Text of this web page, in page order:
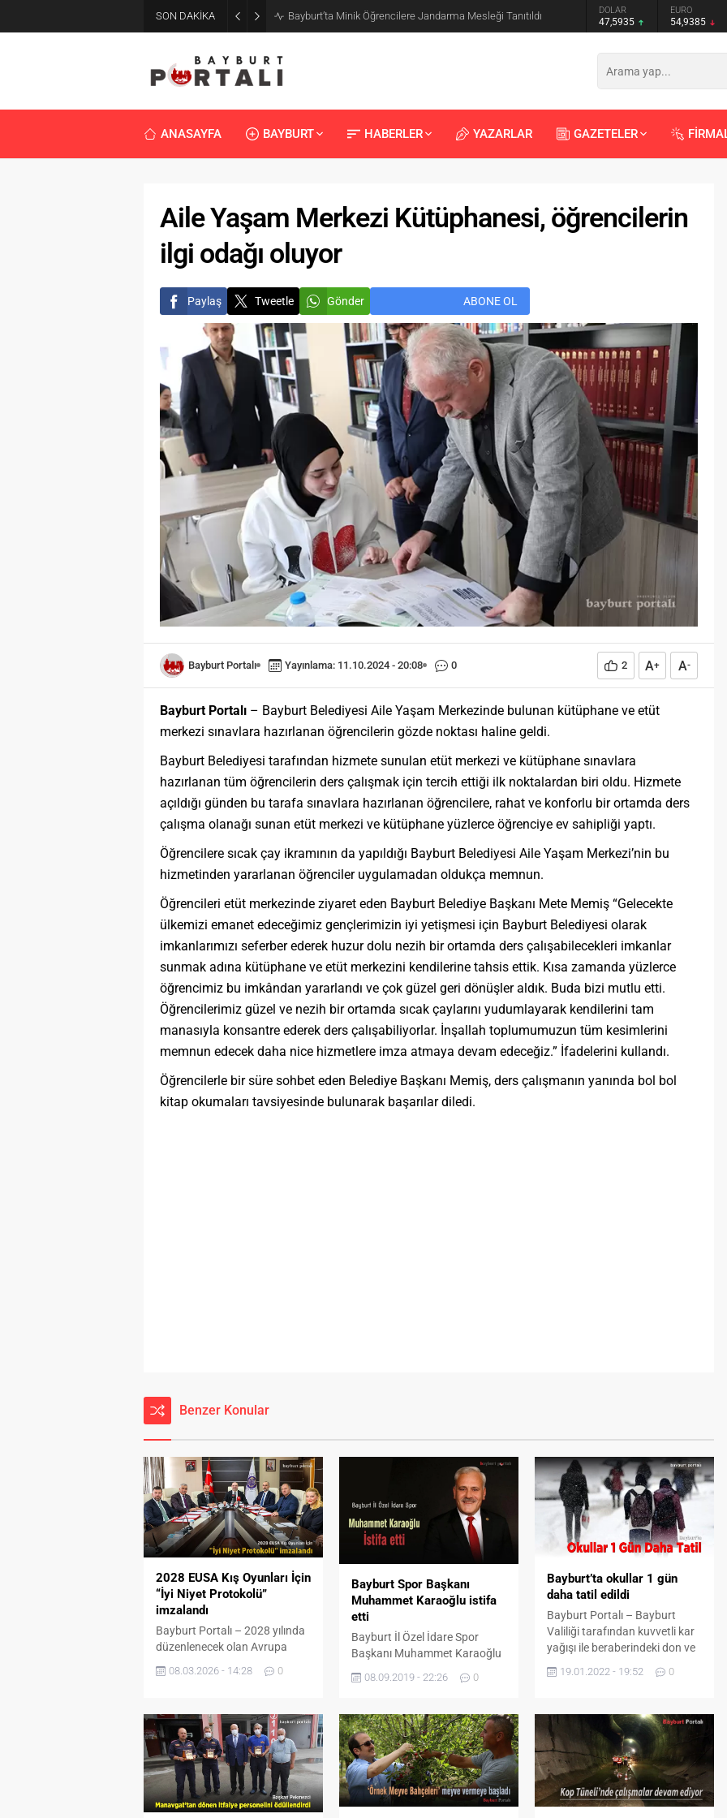
SON DAKİKA Bayburt’ta Minik Öğrencilere Jandarma Mesleği TanıtıldıGRAM ALTIN
6.465,12
DOLAR
47,5935
EURO
54,9385
ANASAYFA BAYBURT HABERLER YAZARLAR GAZETELER
Aile Yaşam Merkezi Kütüphanesi, öğrencilerin
ilgi odağı oluyor
Paylaş Tweetle Gönder ABONE OL
Bayburt Portalı Yayınlama: 11.10.2024 - 20:08 0 2 A+ A-
Bayburt Portalı – Bayburt Belediyesi Aile Yaşam Merkezinde bulunan kütüphane ve etüt
merkezi sınavlara hazırlanan öğrencilerin gözde noktası haline geldi.
Bayburt Belediyesi tarafından hizmete sunulan etüt merkezi ve kütüphane sınavlara
hazırlanan tüm öğrencilerin ders çalışmak için tercih ettiği ilk noktalardan biri oldu. Hizmete
açıldığı günden bu tarafa sınavlara hazırlanan öğrencilere, rahat ve konforlu bir ortamda ders
çalışma olanağı sunan etüt merkezi ve kütüphane yüzlerce öğrenciye ev sahipliği yaptı.
Öğrencilere sıcak çay ikramının da yapıldığı Bayburt Belediyesi Aile Yaşam Merkezi’nin bu
hizmetinden yararlanan öğrenciler uygulamadan oldukça memnun.
Öğrencileri etüt merkezinde ziyaret eden Bayburt Belediye Başkanı Mete Memiş “Gelecekte
ülkemizi emanet edeceğimiz gençlerimizin iyi yetişmesi için Bayburt Belediyesi olarak
imkanlarımızı seferber ederek huzur dolu nezih bir ortamda ders çalışabilecekleri imkanlar
sunmak adına kütüphane ve etüt merkezini kendilerine tahsis ettik. Kısa zamanda yüzlerce
öğrencimiz bu imkândan yararlandı ve çok güzel geri dönüşler aldık. Buda bizi mutlu etti.
Öğrencilerimiz güzel ve nezih bir ortamda sıcak çaylarını yudumlayarak kendilerini tam
manasıyla konsantre ederek ders çalışabiliyorlar. İnşallah toplumumuzun tüm kesimlerini
memnun edecek daha nice hizmetlere imza atmaya devam edeceğiz.” İfadelerini kullandı.
Öğrencilerle bir süre sohbet eden Belediye Başkanı Memiş, ders çalışmanın yanında bol bol
kitap okumaları tavsiyesinde bulunarak başarılar diledi.
Benzer Konular
2028 EUSA Kış Oyunları İçin
“İyi Niyet Protokolü”
imzalandı
Bayburt Portalı – 2028 yılında
düzenlenecek olan Avrupa
(EUSA Winter Games) adaylık
Erzurum’un ev sahipliği
hedefine güç katacak stratejik
bir “İyi Niyet Protokolü”
imzalandı. Bölgedeki lokomotif
üniversiteler, yerel yönetimler
ve spor federasyonlarının bir
araya geldiği törenle, dev
08.03.2026 - 14:28 0
Bayburt Spor Başkanı
Muhammet Karaoğlu istifa
etti
Bayburt İl Özel İdare Spor
Başkanı Muhammet Karaoğlu
görevinden istifa ettiğini
açıkladı. Karaoğlu, sosyal
verilen vazife bu kadardı. Tevdi
edilen görevimizi yerine
getirmenin huzuru ile ayrılıyor
takımımıza başarılar
diliyorum.” paylaşımı ile şu
açıklamaya yer verdi: “2018-
08.09.2019 - 22:26 0
Bayburt’ta okullar 1 gün
daha tatil edildi
Bayburt Portalı – Bayburt
Valiliği tarafından kuvvetli kar
yağışı ile beraberindeki don ve
gün daha ara verildi. Bayburt
açıklama şöyle: İlimiz genelinde
dün akşamdan itibaren etkisini
sürdüren kuvvetli kar yağışı ile
beraberindeki don ve
buzlanma nedeniyle
19.01.2022 Çarşamba gününü
kapsayan eğitim öğretim
19.01.2022 - 19:52 0
Duyularla mı, Duygularla mı
Öğreniriz?
Öğrenme, istisnasız tüm
toplumların gelişiminde ve
değişiminde geniş yer etmiş
hayati öneme sahip bir olgu
olarak tarih boyunca konu olmuş
temel bir insan işlevidir.
Öğrenme eğitim bilimcilerce
kişinin çevresi ile etkileşimi
sonucunda meydana gelen kalıcı
izli bilişsel, duyuşsal ve
davranışsal...